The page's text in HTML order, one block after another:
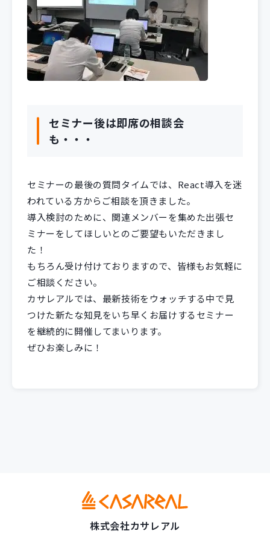
セミナー後は即席の相談会
も・・・
セミナーの最後の質問タイムでは、React導入を迷
われている方からご相談を頂きました。
導入検討のために、関連メンバーを集めた出張セ
ミナーをしてほしいとのご要望もいただきまし
た！
もちろん受け付けておりますので、皆様もお気軽に
ご相談ください。
カサレアルでは、最新技術をウォッチする中で見
つけた新たな知見をいち早くお届けするセミナー
を継続的に開催してまいります。
ぜひお楽しみに！
株式会社カサレアル